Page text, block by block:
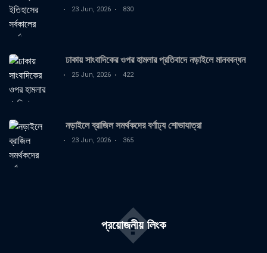
23 Jun, 2026 830
ঢাকায় সাংবাদিকের ওপর হামলার প্রতিবাদে নড়াইলে মানববন্ধন
25 Jun, 2026 422
নড়াইলে ব্রাজিল সমর্থকদের বর্ণাঢ্য শোভাযাত্রা
23 Jun, 2026 365
প্রয়োজনীয় লিংক
�